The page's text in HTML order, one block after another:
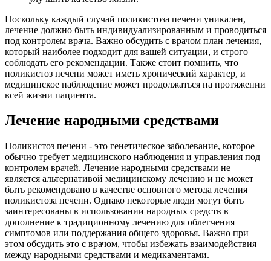
Поскольку каждый случай поликистоза печени уникален,
лечение должно быть индивидуализированным и проводиться
под контролем врача. Важно обсудить с врачом план лечения,
который наиболее подходит для вашей ситуации, и строго
соблюдать его рекомендации. Также стоит помнить, что
поликистоз печени может иметь хронический характер, и
медицинское наблюдение может продолжаться на протяжении
всей жизни пациента.
Лечение народными средствами
Поликистоз печени - это генетическое заболевание, которое
обычно требует медицинского наблюдения и управления под
контролем врачей. Лечение народными средствами не
является альтернативой медицинскому лечению и не может
быть рекомендовано в качестве основного метода лечения
поликистоза печени. Однако некоторые люди могут быть
заинтересованы в использовании народных средств в
дополнение к традиционному лечению для облегчения
симптомов или поддержания общего здоровья. Важно при
этом обсудить это с врачом, чтобы избежать взаимодействия
между народными средствами и медикаментами.